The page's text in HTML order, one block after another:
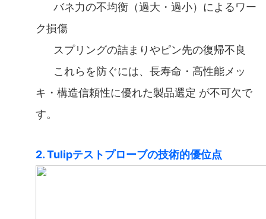
バネ力の不均衡（過大・過小）によるワー
ク損傷
スプリングの詰まりやピン先の復帰不良
これらを防ぐには、長寿命・高性能メッ
キ・構造信頼性に優れた製品選定 が不可欠で
す。
2. Tulipテストプローブの技術的優位点